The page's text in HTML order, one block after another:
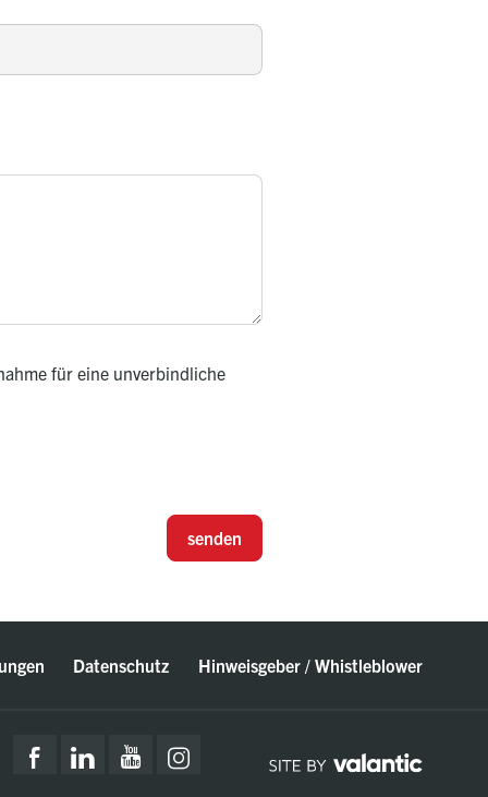
für eine unverbindliche
senden
Datenschutz Hinweisgeber / Whistleblower